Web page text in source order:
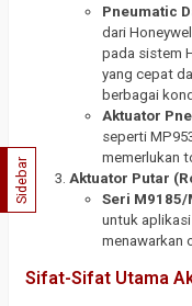
Pneumatic
dari
pada sistem
yang cepat
berbagai
Aktuator
seperti
memerlukan
Aktuator Putar
Seri M9185/
untuk
menawarkan
Sifat-Sifat Utama
Sidebar